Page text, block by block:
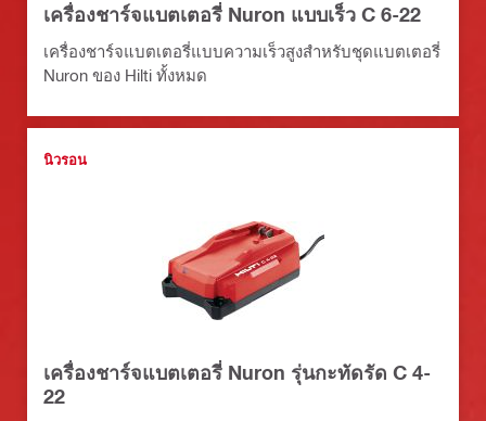
เครื่องชาร์จแบตเตอรี่ Nuron แบบเร็ว C 6-22
เครื่องชาร์จแบตเตอรี่แบบความเร็วสูงสำหรับชุดแบตเตอรี่
Nuron ของ Hilti ทั้งหมด
นิวรอน
เครื่องชาร์จแบตเตอรี่ Nuron รุ่นกะทัดรัด C 4-
22